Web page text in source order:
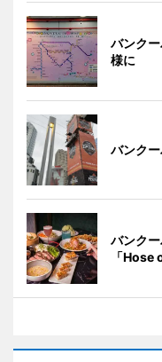
バンク
様に
バンク
バンク
「Hose